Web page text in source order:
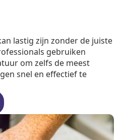
lastig zijn zonder de juiste
gebruiken
om zelfs de meest
snel en effectief te